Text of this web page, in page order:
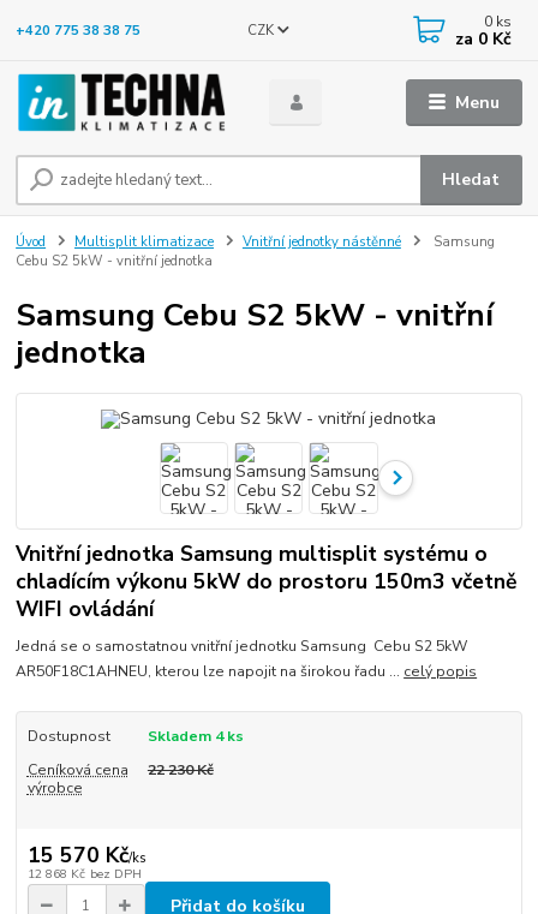
Menu
CZK
Hledat
+420 775 38 38 75 0 ks
za 0 Kč
Úvod Multisplit klimatizace Vnitřní jednotky nástěnné
Samsung
Cebu S2 5kW - vnitřní jednotka
Samsung Cebu S2 5kW - vnitřní
jednotka
Vnitřní jednotka Samsung multisplit systému o
chladícím výkonu 5kW do prostoru 150m3 včetně
WIFI ovládání
Jedná se o samostatnou vnitřní jednotku Samsung Cebu S2 5kW
AR50F18C1AHNEU, kterou lze napojit na širokou řadu ... celý popis
Dostupnost
Skladem 4 ks
Ceníková cena
výrobce
22 230 Kč
15 570 Kč/ks
12 868 Kč bez DPH
Přidat do košíku